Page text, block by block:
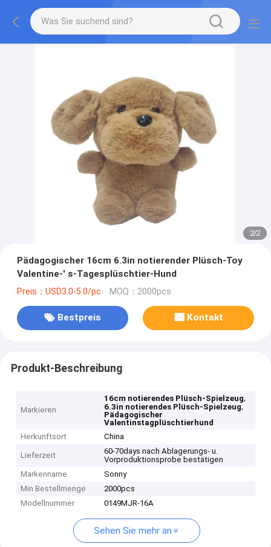
2/2
Pädagogischer 16cm 6.3in notierender Plüsch-Toy
Valentine-' s-Tagesplüschtier-Hund
Preis：USD3.0-5.0/pc MOQ：2000pcs
Bestpreis Kontakt
Produkt-Beschreibung
Markieren
16cm notierendes Plüsch-Spielzeug,
6.3in notierendes Plüsch-Spielzeug,
Pädagogischer
Valentinstagplüschtierhund
Herkunftsort
China
Lieferzeit
60-70days nach Ablagerungs- u.
Vorproduktionsprobe bestätigen
Markenname
Sonny
Min Bestellmenge
2000pcs
Modellnummer
0149MJR-16A
Sehen Sie mehr an